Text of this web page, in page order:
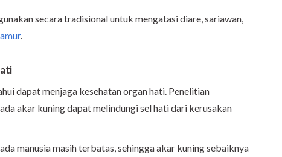
secara tradisional untuk mengatasi diare, sariawan,
.
dapat menjaga kesehatan organ hati. Penelitian
akar kuning dapat melindungi sel hati dari kerusakan
manusia masih terbatas, sehingga akar kuning sebaiknya